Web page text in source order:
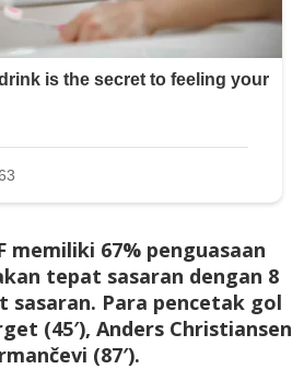
memiliki 67% penguasaan
tepat sasaran dengan 8
sasaran. Para pencetak gol
(45′), Anders Christiansen
(87′).